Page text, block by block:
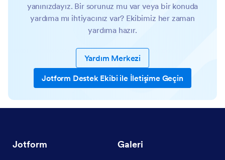
yanınızdayız. Bir sorunuz mu var veya bir konuda
yardıma mı ihtiyacınız var? Ekibimiz her zaman
yardıma hazır.
Yardım Merkezi
Jotform Destek Ekibi ile İletişime Geçin
Jotform Galeri